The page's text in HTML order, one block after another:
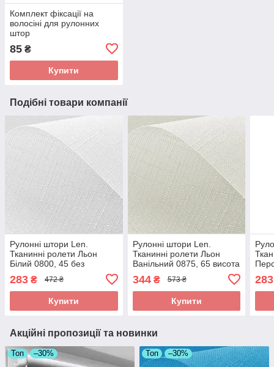
Комплект фіксації на
волосіні для рулонних
штор
85 ₴
Купити
Подібні товари компанії
Рулонні штори Len.
Тканинні ролети Льон
Білий 0800, 45 без
283 ₴ 472 ₴
Купити
Рулонні штори Len.
Тканинні ролети Льон
Ванільний 0875, 65 висота
344₴ 573 ₴
Купити
283
Акційні пропозиції та новинки
Топ –30% Топ –30%